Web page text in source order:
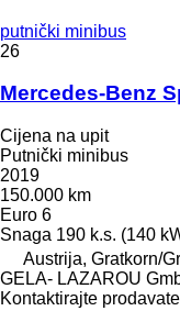
putnički minibus
26
Mercedes-Benz
Cijena na upit
Putnički minibus
2019
150.000 km
Euro 6
Snaga 190 k.s. (140
Austrija, Gratkorn/
GELA- LAZAROU
Kontaktirajte